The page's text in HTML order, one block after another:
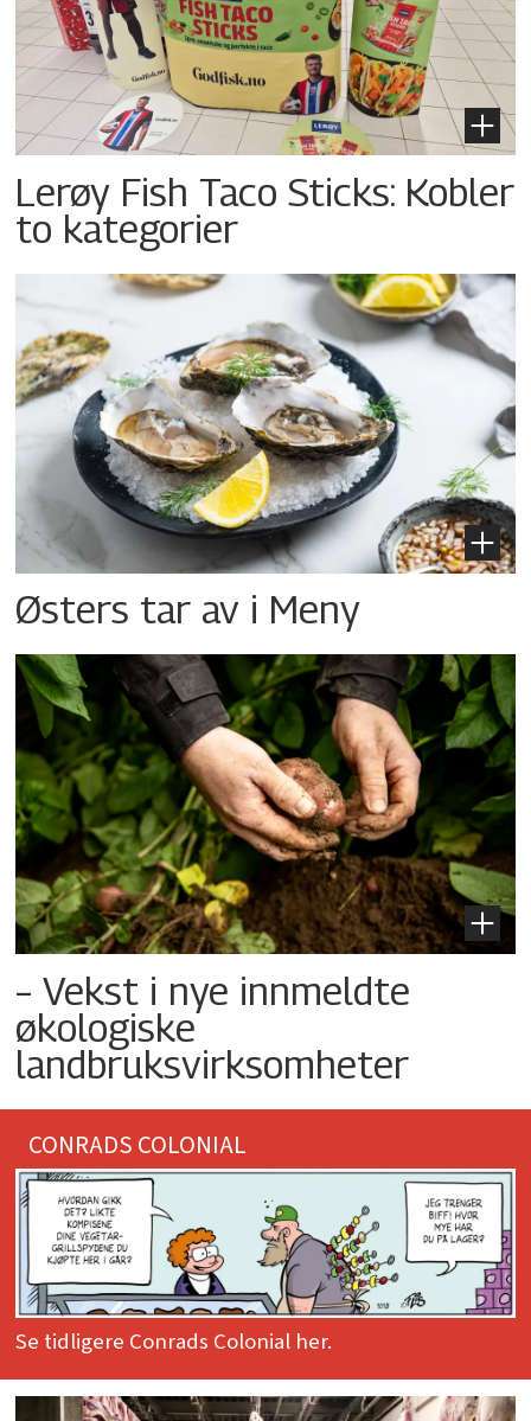
Lerøy Fish Taco Sticks: Kobler
to kategorier
Østers tar av i Meny
– Vekst i nye innmeldte
økologiske
landbruksvirksomheter
CONRADS COLONIAL
Se tidligere Conrads Colonial her.